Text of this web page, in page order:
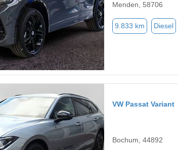
Menden, 58706
9.833 km Diesel
VW Passat Variant
Bochum, 44892